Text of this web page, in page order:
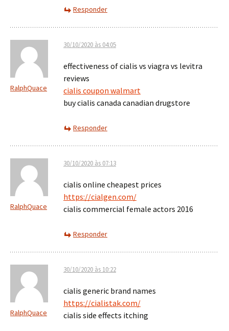
Responder
RalphQuace
30/10/2020 às 04:05
effectiveness of cialis vs viagra vs levitra
reviews
cialis coupon walmart
buy cialis canada canadian drugstore
Responder
RalphQuace
30/10/2020 às 07:13
cialis online cheapest prices
https://cialgen.com/
cialis commercial female actors 2016
Responder
RalphQuace
30/10/2020 às 10:22
cialis generic brand names
https://cialistak.com/
cialis side effects itching